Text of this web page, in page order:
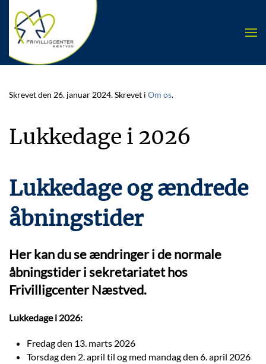
Skip to main content
Skrevet den 26. januar 2024. Skrevet i Om os.
Lukkedage i 2026
Lukkedage og ændrede
åbningstider
Her kan du se ændringer i de normale
åbningstider i sekretariatet hos
Frivilligcenter Næstved.
Lukkedage i 2026:
Fredag den 13. marts 2026
Torsdag den 2. april til og med mandag den 6. april 2026